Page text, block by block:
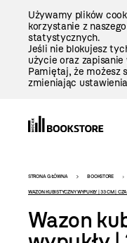
Używamy plików
korzystanie z
statystycznych.
Jeśli nie blokujesz
użycie oraz
Pamiętaj, że możesz
zmieniając
Bookstore
-
szablon
STRONA GŁÓWNA BOOKSTORE
WAZON KUBISTYCZNY WYPUKŁY | 33 CM |
Wazon